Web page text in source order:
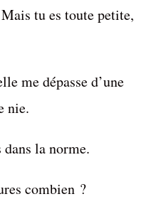
tu es toute petite,
me dépasse d’une
nie.
la norme.
combien ?